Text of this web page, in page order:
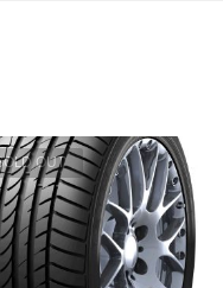
OUT